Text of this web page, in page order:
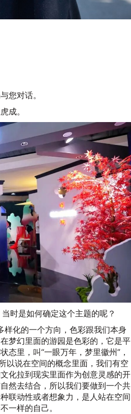
您对话。
成。
时是如何确定这个主题的呢？
样化的一个方向，色彩跟我们本身
梦幻里面的游园是色彩的，它是平
态里，叫“一眼万年，梦里徽州”，
以说在空间的概念里面，我们有空
化拉到现实里面作为创意灵感的开
然去结合，所以我们要做到一个共
联动性或者想象力，是人站在空间
一样的自己。